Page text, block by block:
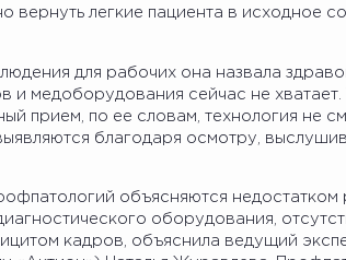
вернуть легкие пациента в исходное
для рабочих она назвала
и медоборудования сейчас не
прием, по ее словам, технология не
благодаря осмотру,
объясняются недостатком
оборудования,
кадров, объяснила ведущий